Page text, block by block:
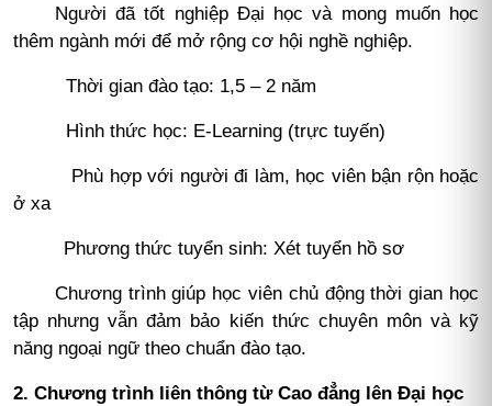
Người đã tốt nghiệp Đại học và mong muốn học
thêm ngành mới để mở rộng cơ hội nghề nghiệp.
Thời gian đào tạo: 1,5 – 2 năm
Hình thức học: E-Learning (trực tuyến)
Phù hợp với người đi làm, học viên bận rộn hoặc
ở xa
Phương thức tuyển sinh: Xét tuyển hồ sơ
Chương trình giúp học viên chủ động thời gian học
tập nhưng vẫn đảm bảo kiến thức chuyên môn và kỹ
năng ngoại ngữ theo chuẩn đào tạo.
2. Chương trình liên thông từ Cao đẳng lên Đại học